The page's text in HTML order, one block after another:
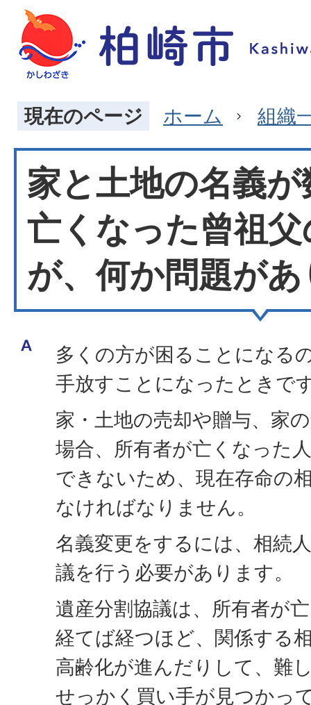
現在のページ ホーム 組織
家と土地の名義
亡くなった曾祖
が、何か問題が
多くの方が困ることになる
手放すことになったときで
家・土地の売却や贈与、家
場合、所有者が亡くなった
できないため、現在存命の
なければなりません。
名義変更をするには、相続
議を行う必要があります。
遺産分割協議は、所有者が
経てば経つほど、関係する
高齢化が進んだりして、難
せっかく買い手が見つかっ